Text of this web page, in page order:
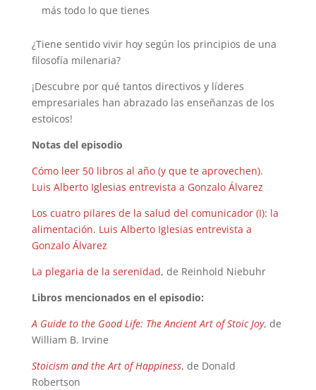
más todo lo que tienes
¿Tiene sentido vivir hoy según los principios de una
filosofía milenaria?
¡Descubre por qué tantos directivos y líderes
empresariales han abrazado las enseñanzas de los
estoicos!
Notas del episodio
Cómo leer 50 libros al año (y que te aprovechen).
Luis Alberto Iglesias entrevista a Gonzalo Álvarez
Los cuatro pilares de la salud del comunicador (I): la
alimentación. Luis Alberto Iglesias entrevista a
Gonzalo Álvarez
La plegaria de la serenidad, de Reinhold Niebuhr
Libros mencionados en el episodio:
A Guide to the Good Life: The Ancient Art of Stoic Joy, de
William B. Irvine
Stoicism and the Art of Happiness, de Donald
Robertson